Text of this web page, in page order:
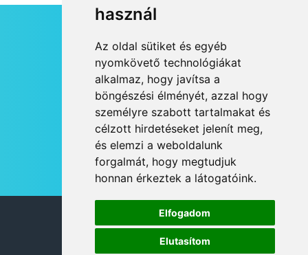
használ
Az oldal sütiket és egyéb
nyomkövető technológiákat
alkalmaz, hogy javítsa a
böngészési élményét, azzal hogy
személyre szabott tartalmakat és
célzott hirdetéseket jelenít meg,
és elemzi a weboldalunk
forgalmát, hogy megtudjuk
honnan érkeztek a látogatóink.
Elfogadom
Elutasítom
RSS
JOGI NYILATKOZAT
KAPCSOLAT
OLDALTÉRKÉP
IMPRESSZUM
HÍR BEKÜLDÉSE
© 2026 DANUBIA TV